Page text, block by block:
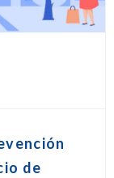
de